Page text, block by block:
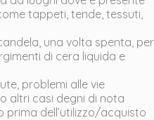
tappeti, tende, tessuti,
una volta spenta, per
di cera liquida e
problemi alle vie
altri casi degni di nota
prima dell’utilizzo/acquisto